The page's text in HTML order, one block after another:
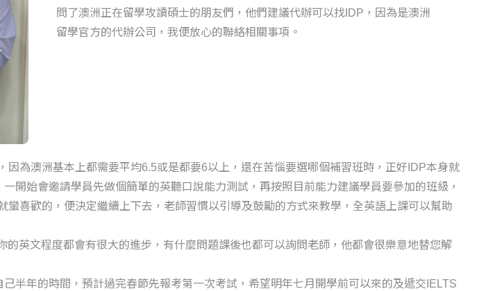
問了澳洲正在留學攻讀碩士的朋友們，他們建議代辦可以找IDP，因為是澳洲
留學官方的代辦公司，我便放心的聯絡相關事項。
為澳洲基本上都需要平均6.5或是都要6以上，還在苦惱要選哪個補習班時，正好IDP本身就
開始會邀請學員先做個簡單的英聽口說能力測試，再按照目前能力建議學員要參加的班級，
喜歡的，便決定繼續上下去，老師習慣以引導及鼓勵的方式來教學，全英語上課可以幫助
英文程度都會有很大的進步，有什麼問題課後也都可以詢問老師，他都會很樂意地替您解
半年的時間，預計過完春節先報考第一次考試，希望明年七月開學前可以來的及遞交IELTS